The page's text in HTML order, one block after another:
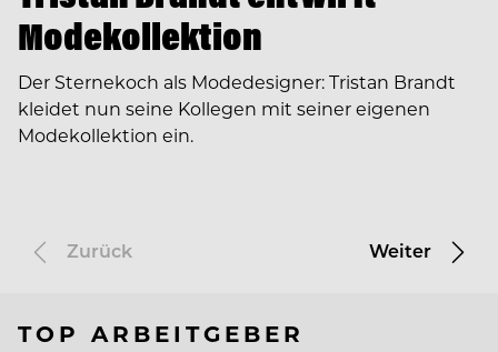
Modekollektion
Der Sternekoch als Modedesigner: Tristan Brandt
kleidet nun seine Kollegen mit seiner eigenen
Modekollektion ein.
Zurück Weiter
TOP ARBEITGEBER